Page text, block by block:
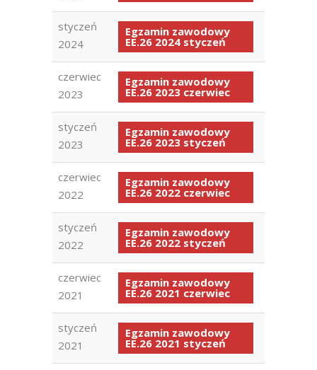
styczeń
2024
Egzamin zawodowy
EE.26 2024 styczeń
czerwiec
2023
Egzamin zawodowy
EE.26 2023 czerwiec
styczeń
2023
Egzamin zawodowy
EE.26 2023 styczeń
czerwiec
2022
Egzamin zawodowy
EE.26 2022 czerwiec
styczeń
2022
Egzamin zawodowy
EE.26 2022 styczeń
czerwiec
2021
Egzamin zawodowy
EE.26 2021 czerwiec
styczeń
2021
Egzamin zawodowy
EE.26 2021 styczeń